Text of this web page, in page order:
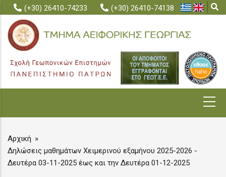
main
content
(+30) 26410-74233 (+30) 26410-74138
BREADCRUMB
Αρχική
Δηλώσεις μαθημάτων Χειμερινού εξαμήνου 2025-2026 -
Δευτέρα 03-11-2025 έως και την Δευτέρα 01-12-2025